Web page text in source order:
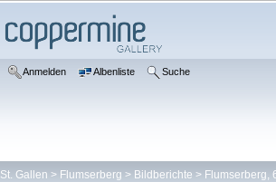
Anmelden Albenliste Suche
St. Gallen > Flumserberg > Bildberichte > Flumserberg,